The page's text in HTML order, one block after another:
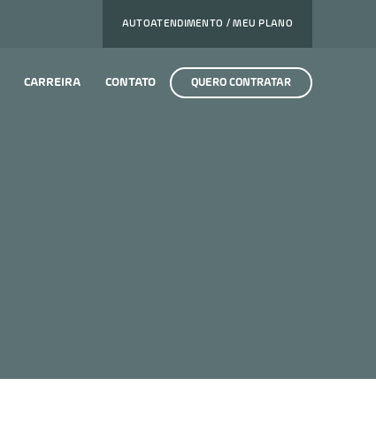
AUTOATENDIMENTO / MEU PLANO
CARREIRA CONTATO QUERO CONTRATAR